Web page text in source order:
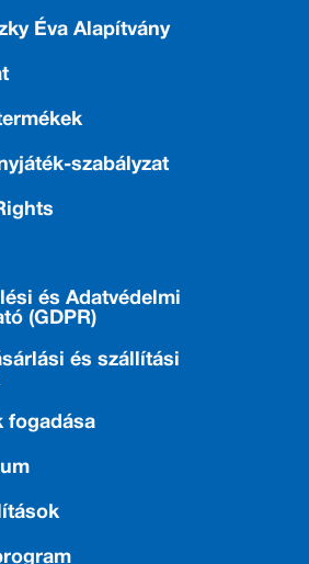
Éva Alapítvány
szabályzat
és Adatvédelmi
(GDPR)
és szállítási
fogadása